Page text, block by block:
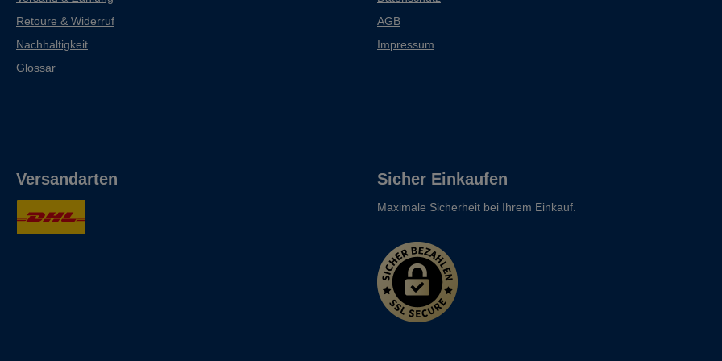
Retoure & Widerruf
Nachhaltigkeit
Glossar
AGB
Impressum
Versandarten Sicher Einkaufen
Maximale Sicherheit bei Ihrem Einkauf.